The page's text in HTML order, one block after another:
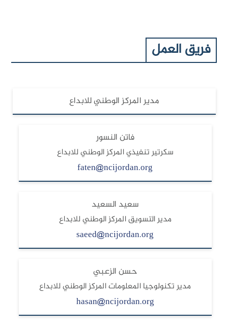
فريق العمل
مدير المركز الوطني للابداع
فاتن النسور
سكرتير تنفيذي المركز الوطني للابداع
faten@ncijordan.org
سعيد السعيد
مدير التسويق المركز الوطني للابداع
saeed@ncijordan.org
حسن الزعبي
مدير تكنولوجيا المعلومات المركز الوطني للابداع
hasan@ncijordan.org